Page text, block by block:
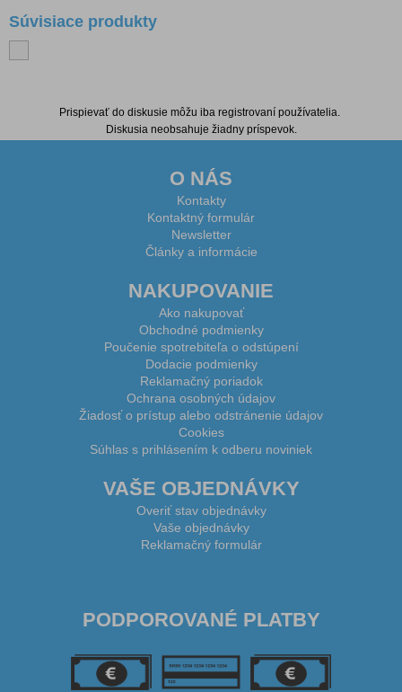
Súvisiace produkty
Prispievať do diskusie môžu iba registrovaní používatelia.
Diskusia neobsahuje žiadny príspevok.
O NÁS
Kontakty
Kontaktný formulár
Newsletter
Články a informácie
NAKUPOVANIE
Ako nakupovať
Obchodné podmienky
Poučenie spotrebiteľa o odstúpení
Dodacie podmienky
Reklamačný poriadok
Ochrana osobných údajov
Žiadosť o prístup alebo odstránenie údajov
Cookies
Súhlas s prihlásením k odberu noviniek
VAŠE OBJEDNÁVKY
Overiť stav objednávky
Vaše objednávky
Reklamačný formulár
PODPOROVANÉ PLATBY